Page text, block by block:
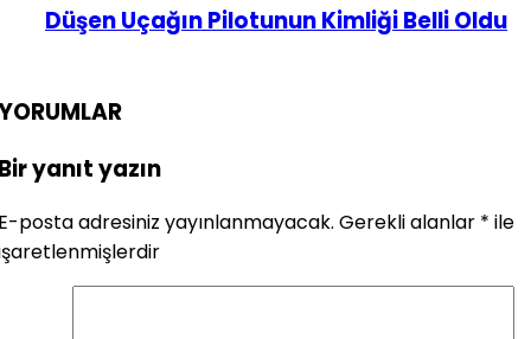
Düşen Uçağın Pilotunun Kimliği Belli Oldu
yanıt yazın
posta adresiniz yayınlanmayacak. Gerekli alanlar * ile